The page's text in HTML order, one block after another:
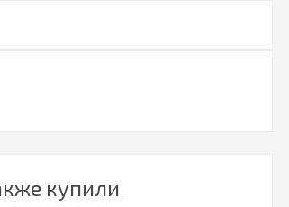
купили